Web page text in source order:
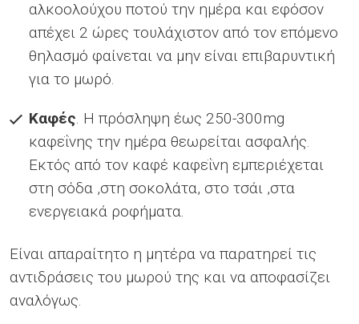
αλκοολούχου ποτού την ημέρα και εφόσον
απέχει 2 ώρες τουλάχιστον από τον επόμενο
θηλασμό φαίνεται να μην είναι επιβαρυντική
για το μωρό.
Καφές. Η πρόσληψη έως 250-300mg
καφεΐνης την ημέρα θεωρείται ασφαλής.
Εκτός από τον καφέ καφεΐνη εμπεριέχεται
στη σόδα ,στη σοκολάτα, στο τσάι ,στα
ενεργειακά ροφήματα.
Είναι απαραίτητο η μητέρα να παρατηρεί τις
αντιδράσεις του μωρού της και να αποφασίζει
αναλόγως.